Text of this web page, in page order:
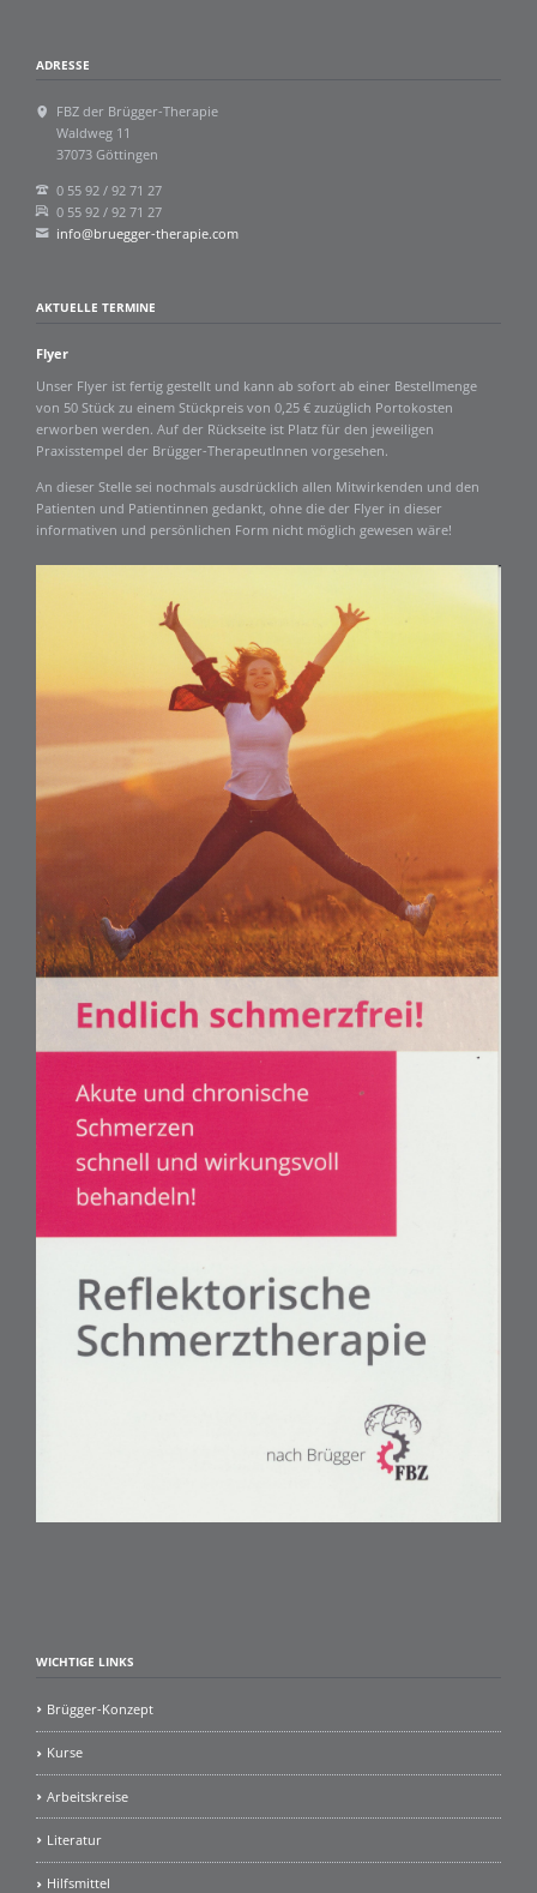
ADRESSE
FBZ der Brügger-Therapie
Waldweg 11
37073 Göttingen
0 55 92 / 92 71 27
0 55 92 / 92 71 27
info@bruegger-therapie.com
AKTUELLE TERMINE
Flyer
Unser Flyer ist fertig gestellt und kann ab sofort ab einer Bestellmenge
von 50 Stück zu einem Stückpreis von 0,25 € zuzüglich Portokosten
erworben werden. Auf der Rückseite ist Platz für den jeweiligen
Praxisstempel der Brügger-TherapeutInnen vorgesehen.
An dieser Stelle sei nochmals ausdrücklich allen Mitwirkenden und den
Patienten und Patientinnen gedankt, ohne die der Flyer in dieser
informativen und persönlichen Form nicht möglich gewesen wäre!
WICHTIGE LINKS
Brügger-Konzept
Kurse
Arbeitskreise
Literatur
Hilfsmittel